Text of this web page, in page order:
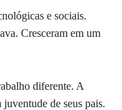
e sociais.
Cresceram em um
diferente. A
de seus pais.